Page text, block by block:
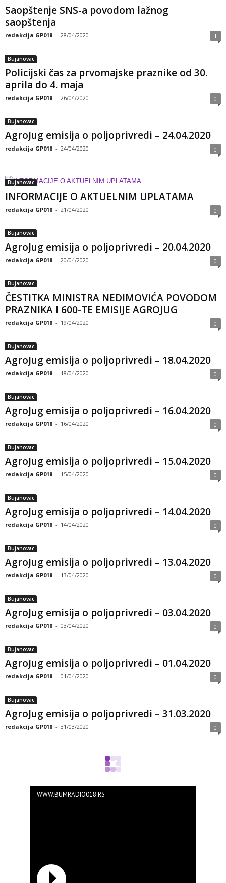
Saopštenje SNS-a povodom lažnog
saopštenja
redakcija GP018 - 28/04/2020 1
Bujanovac
Policijski čas za prvomajske praznike od 30.
aprila do 4. maja
redakcija GP018 - 26/04/2020 0
Bujanovac
AgroJug emisija o poljoprivredi – 24.04.2020
redakcija GP018 - 24/04/2020 0
Bujanovac
INFORMACIJE O AKTUELNIM UPLATAMA
redakcija GP018 - 21/04/2020 0
Bujanovac
AgroJug emisija o poljoprivredi – 20.04.2020
redakcija GP018 - 20/04/2020 0
Bujanovac
ČESTITKA MINISTRA NEDIMOVIĆA POVODOM
PRAZNIKA I 600-TE EMISIJE AGROJUG
redakcija GP018 - 19/04/2020 0
Bujanovac
AgroJug emisija o poljoprivredi – 18.04.2020
redakcija GP018 - 18/04/2020 0
Bujanovac
AgroJug emisija o poljoprivredi – 16.04.2020
redakcija GP018 - 16/04/2020 0
Bujanovac
AgroJug emisija o poljoprivredi – 15.04.2020
redakcija GP018 - 15/04/2020 0
Bujanovac
AgroJug emisija o poljoprivredi – 14.04.2020
redakcija GP018 - 14/04/2020 0
Bujanovac
AgroJug emisija o poljoprivredi – 13.04.2020
redakcija GP018 - 13/04/2020 0
Bujanovac
AgroJug emisija o poljoprivredi – 03.04.2020
redakcija GP018 - 03/04/2020 0
Bujanovac
AgroJug emisija o poljoprivredi – 01.04.2020
redakcija GP018 - 01/04/2020 0
Bujanovac
AgroJug emisija o poljoprivredi – 31.03.2020
redakcija GP018 - 31/03/2020 0
WWW.BUMRADIO018.RS